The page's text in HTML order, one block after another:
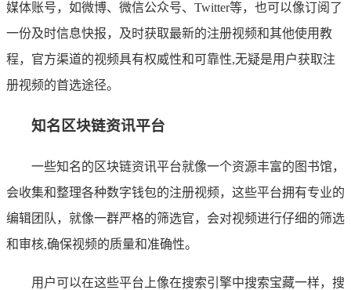
媒体账号，如微博、微信公众号、Twitter等，也可以像订阅了
一份及时信息快报，及时获取最新的注册视频和其他使用教
程，官方渠道的视频具有权威性和可靠性,无疑是用户获取注
册视频的首选途径。
知名区块链资讯平台
一些知名的区块链资讯平台就像一个资源丰富的图书馆，
会收集和整理各种数字钱包的注册视频，这些平台拥有专业的
编辑团队，就像一群严格的筛选官，会对视频进行仔细的筛选
和审核,确保视频的质量和准确性。
用户可以在这些平台上像在搜索引擎中搜索宝藏一样，搜